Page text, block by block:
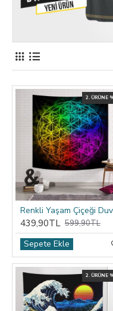
2. ÜRÜNE
439,90TL 599,90TL
Sepete Ekle
2. ÜRÜNE